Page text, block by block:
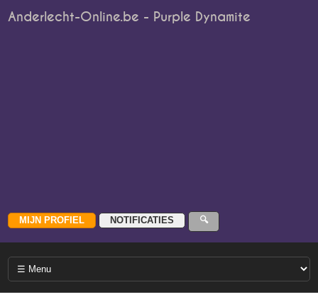
Anderlecht-Online.be - Purple Dynamite